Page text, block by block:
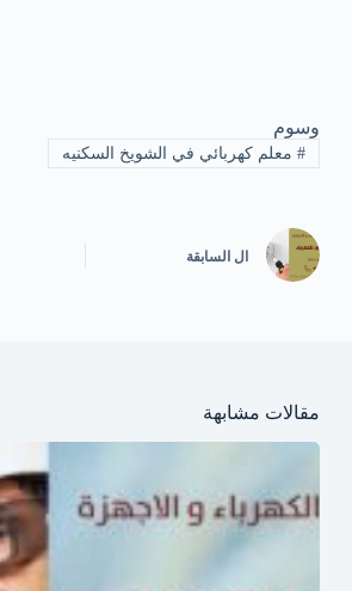
وسوم
#معلم كهربائي في الشويخ السكنيه
ال السابقة
مقالات مشابهة